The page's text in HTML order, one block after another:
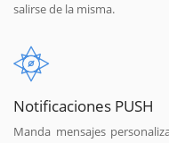
salirse de la misma.
Notificaciones PUSH
Manda mensajes